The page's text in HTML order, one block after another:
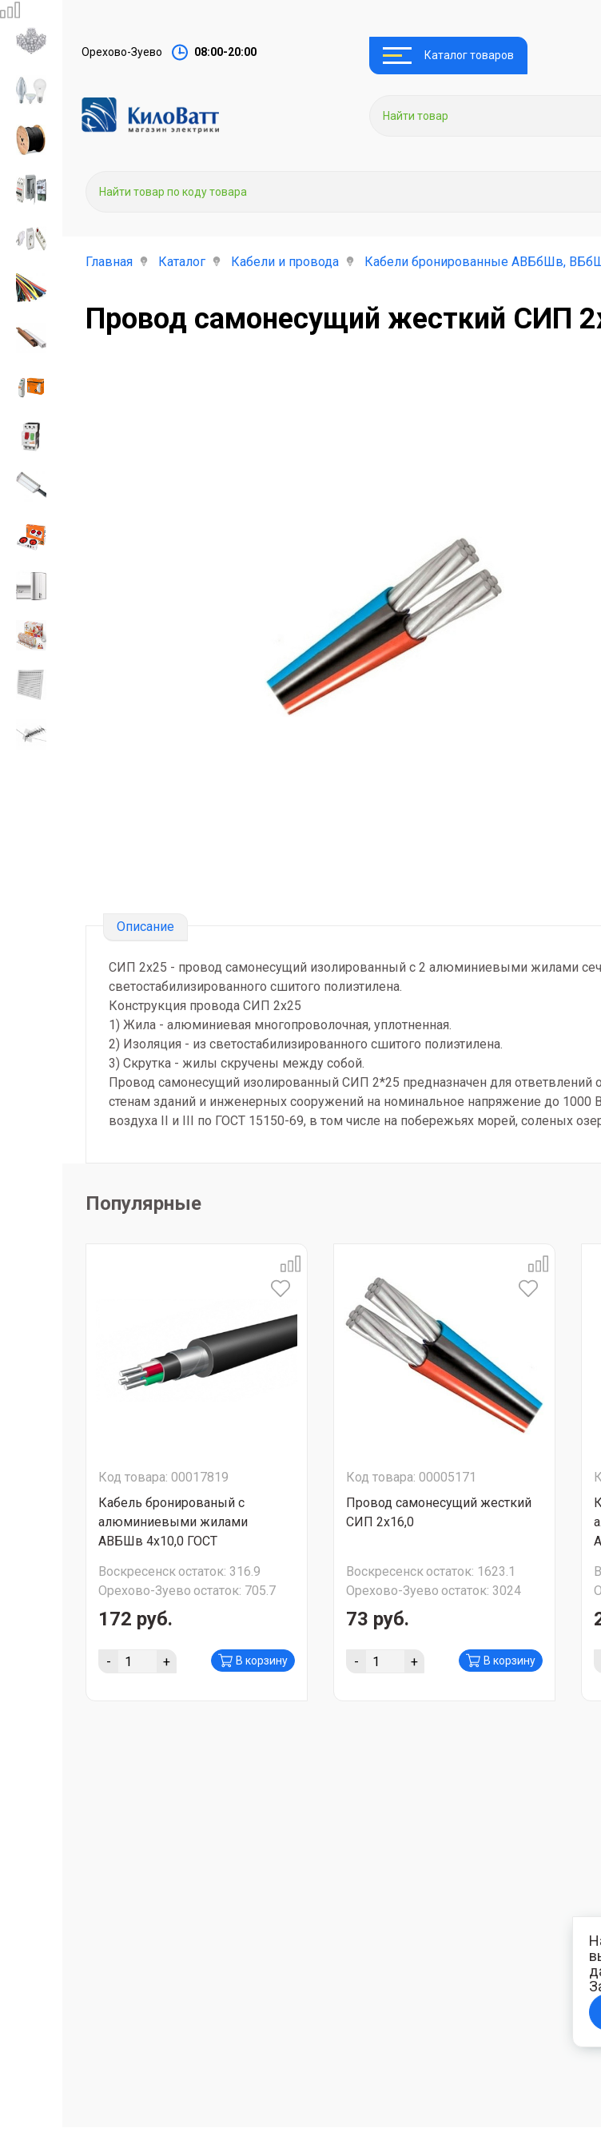
Орехово-Зуево 08:00-20:00 Каталог товаров
Главная Каталог Кабели и провода Кабели бронированные АВБбШв,
Провод самонесущий жесткий СИП
Описание
СИП 2х25 - провод самонесущий изолированный с 2 алюминиевыми жилами
светостабилизированного сшитого полиэтилена.
Конструкция провода СИП 2х25
1) Жила - алюминиевая многопроволочная, уплотненная.
2) Изоляция - из светостабилизированного сшитого полиэтилена.
3) Скрутка - жилы скручены между собой.
Провод самонесущий изолированный СИП 2*25 предназначен для ответвлений
стенам зданий и инженерных сооружений на номинальное напряжение до 1000
воздуха II и III по ГОСТ 15150-69, в том числе на побережьях морей, соленых
Популярные
Код товара: 00017819
Кабель бронированый с
алюминиевыми жилами
АВБШв 4х10,0 ГОСТ
Воскресенскостаток: 316.9
Орехово-Зуево остаток: 705.7
172 руб.
- + В корзину
Код товара: 00005171
Провод самонесущий жесткий
СИП 2х16,0
Воскресенскостаток: 1623.1
Орехово-Зуево остаток: 3024
73 руб.
- + В корзину